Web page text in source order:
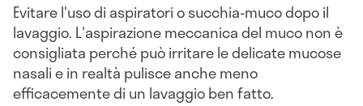
Evitare l'uso di aspiratori o succhia-muco dopo il
lavaggio. L'aspirazione meccanica del muco non è
consigliata perché può irritare le delicate mucose
nasali e in realtà pulisce anche meno
efficacemente di un lavaggio ben fatto.